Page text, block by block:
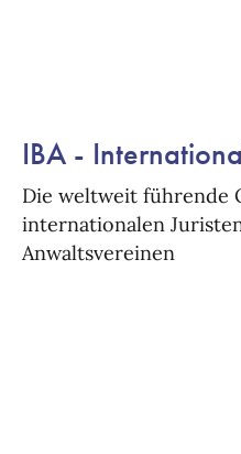
IBA -
Die weltweit führende
internationalen
Anwaltsvereinen